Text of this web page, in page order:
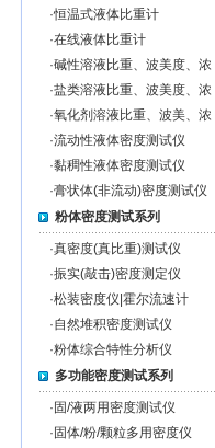
测试仪
·恒温式液体比重计
·在线液体比重计
·碱性溶液比重、波美度、浓
度测试仪
·盐类溶液比重、波美度、浓
度测试仪
·氧化剂溶液比重、波美、浓
度测试仪
·流动性液体密度测试仪
·黏稠性液体密度测试仪
·膏状体(非流动)密度测试仪
粉体密度测试系列
·真密度(真比重)测试仪
·振实(敲击)密度测定仪
·松装密度仪|霍尔流速计
·自然堆积密度测试仪
·粉体综合特性分析仪
多功能密度测试系列
· 固/液两用密度测试仪
· 固体/粉/颗粒多用密度仪